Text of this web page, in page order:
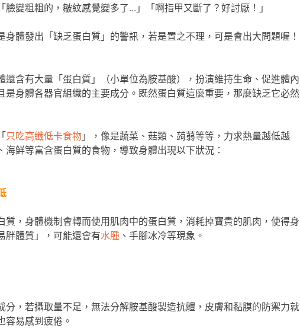
臉變粗粗的，皺紋感覺變多了...」「啊指甲又斷了？好討厭！」
身體發出「缺乏蛋白質」的警訊，若是置之不理，可是會出大問題喔！
還含有大量「蛋白質」（小單位為胺基酸），扮演維持生命、促進體內
是身體各器官組織的主要成分。既然蛋白質這麼重要，那麼缺乏它必然
只吃高纖低卡食物」，像是蔬菜、菇類、蒟蒻等等，力求熱量越低越
鮮等富含蛋白質的食物，導致身體出現以下狀況：
質，身體機制會轉而使用肌肉中的蛋白質，消耗掉寶貴的肌肉，使得身
胖體質」，可能還會有水腫 、手腳冰冷等現象。
分，若攝取量不足，無法分解胺基酸製造抗體，皮膚和黏膜的防禦力就
容易感到疲倦。